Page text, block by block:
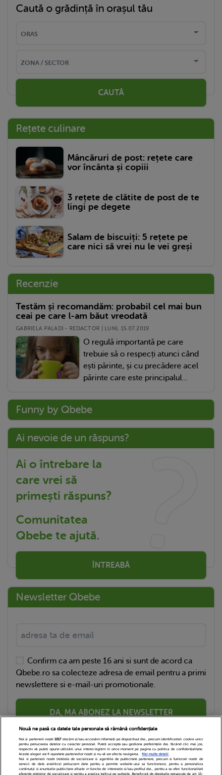
Caută o grădință în orașul tău
CAUTĂ
Rețete culinare
Mâncăruri de post: rețete care
vor încânta și copiii
3 rețete de clătite de post de te
lingi pe degete
Salam de biscuiți: 5 rețete pe
care nici să vrei nu le vei greși
Recenzie
Testăm și recomandăm: probabil cel mai bun
ceai pe care l-am băut vreodată
GABRIELA PALADI - REDACTOR | LUNI, 15.07.2019
O regulă importantă pe care
trebuie să o respecți atunci când
ești părinte, și cu precădere acel
părinte care este principalul...
Funny by Qbebe
Ai nevoie de un răspuns?
Ai o întrebare la
care vrei să
primești răspuns?
Comunitatea
Qbebe te ajută.
ÎNTREABĂ
Newsletter Qbebe
Confirm ca am peste 16 ani si sunt de acord ca
Qbebe.ro sa colecteze adresa de email pentru a primi
newslettere si e-mail-uri promotionale.
DA, MA ABONEZ LA NEWSLETTER
Nouă ne pasă ca datele tale personale să rămână confidențiale
Noi și partenerii noștri 1017stocăm și/sau accesăm informații pe dispozitivul dvs., precum identificatorii cookie unici
pentru prelucrarea datelor cu caracter personal. Puteți accepta sau gestiona preferințele dvs. făcând clic mai jos,
respectiv vă puteți opune utilizării unui interes legitim în orice moment pe pagina cu politica de confidențialitate.
Aceste alegeri vor fi raportate partenerilor noștri și nu vă vor afecta navigarea.
Mai multe detalii
Noi si partenerii nostri (retelele de socializare si agentiile de publicitate partenere, precum si furnizorii nostri de
servicii de date analitice) prelucram date pentru a permite website-ului sa functioneze, pentru a personaliza
continutul si anunturile publicitare afisate in functie de interesele si/sau profilul dvs., pentru a va oferi functionalitati
aferente retelelor de socializare si pentru a analiza traficul pe website. Beneficiati de drepturile prevazute de art. 15-